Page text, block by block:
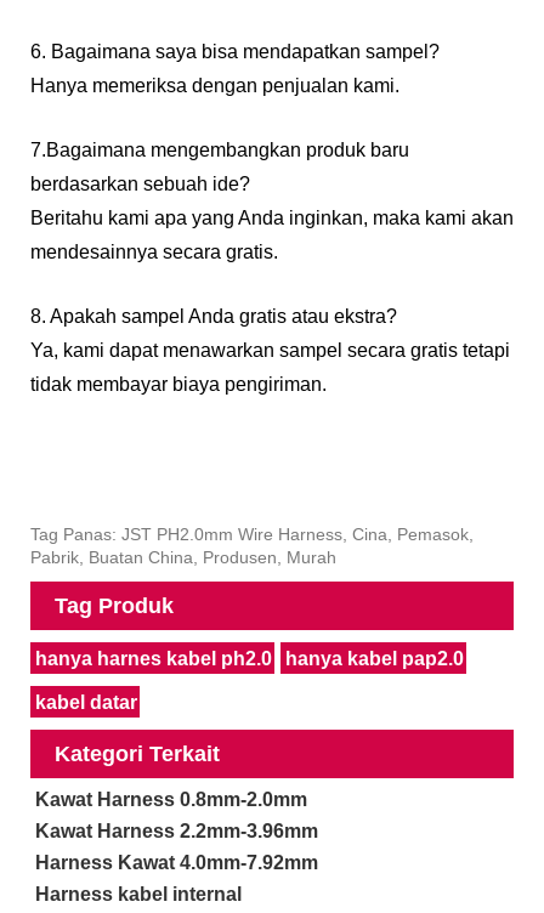
6. Bagaimana saya bisa mendapatkan sampel?
Hanya memeriksa dengan penjualan kami.
7.Bagaimana mengembangkan produk baru
berdasarkan sebuah ide?
Beritahu kami apa yang Anda inginkan, maka kami akan
mendesainnya secara gratis.
8. Apakah sampel Anda gratis atau ekstra?
Ya, kami dapat menawarkan sampel secara gratis tetapi
tidak membayar biaya pengiriman.
Tag Panas: JST PH2.0mm Wire Harness, Cina, Pemasok,
Pabrik, Buatan China, Produsen, Murah
Tag Produk
hanya harnes kabel ph2.0 hanya kabel pap2.0
kabel datar
Kategori Terkait
Kawat Harness 0.8mm-2.0mm
Kawat Harness 2.2mm-3.96mm
Harness Kawat 4.0mm-7.92mm
Harness kabel internal